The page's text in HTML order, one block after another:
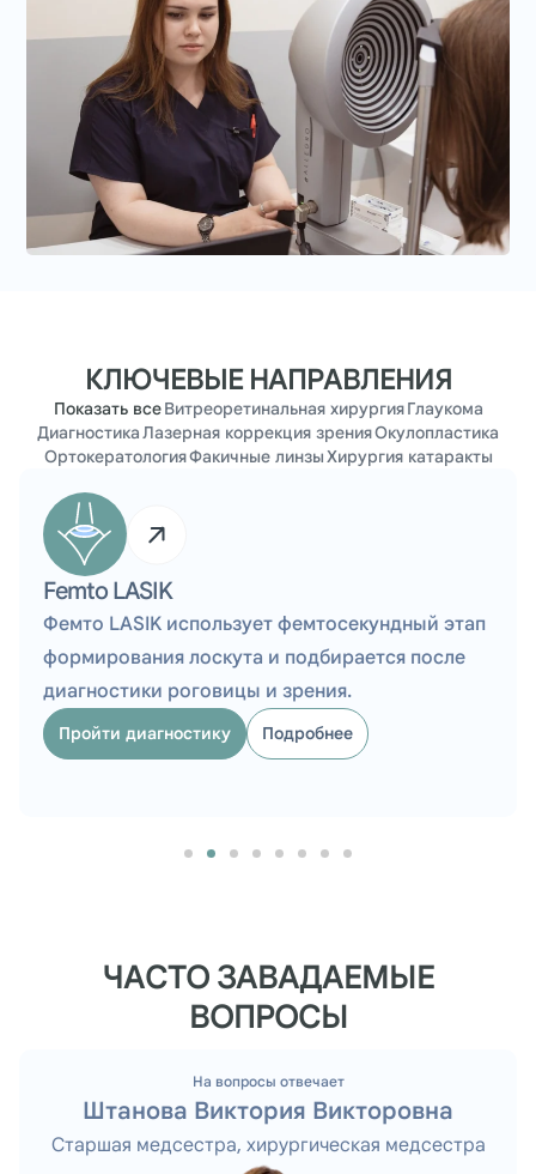
КЛЮЧЕВЫЕ НАПРАВЛЕНИЯ
Витреоретинальная хирургияГлаукома
ДиагностикаЛазерная коррекция зренияОкулопластика
ОртокератологияФакичные линзыХирургия катаракты
Показать все
Беременность и зрение
Осмотр при беременности помогает оценить
сетчатку, зрительные жалобы и риски, чтобы
выбрать безопасную тактику наблюдения.
Пройти диагностику Подробнее
ЧАСТО ЗАВАДАЕМЫЕ
ВОПРОСЫ
На вопросы отвечает
Штанова Виктория Викторовна
Старшая медсестра, хирургическая медсестра